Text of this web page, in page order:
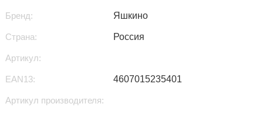
Бренд: Яшкино
Страна: Россия
Артикул:
EAN13: 4607015235401
Артикул производителя: